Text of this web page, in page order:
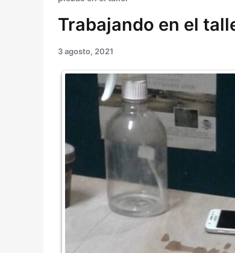
Trabajando en el
3 agosto, 2021